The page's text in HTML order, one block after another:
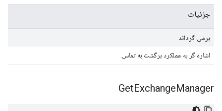
جزئیات
برمی گرداند
اشاره گر به عملکرد برگشت به تماس.
GetExchangeManager